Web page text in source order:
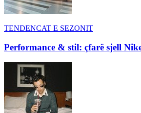
TENDENCAT E SEZONIT
Performance & stil: çfarë sjell